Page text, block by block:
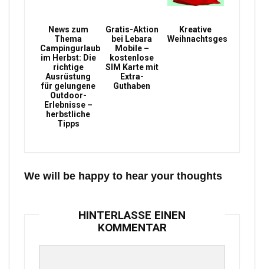
News zum
Thema
Campingurlaub
im Herbst: Die
richtige
Ausrüstung
für gelungene
Outdoor-
Erlebnisse –
herbstliche
Tipps
Gratis-Aktion
bei Lebara
Mobile –
kostenlose
SIM Karte mit
Extra-
Guthaben
Kreative
Weihnachtsgeschenke
We will be happy to hear your thoughts
HINTERLASSE EINEN
KOMMENTAR